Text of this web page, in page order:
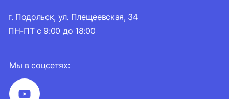
Мы в соцсетях:
г. Подольск, ул. Плещеевская, 34
ПН-ПТ с 9:00 до 18:00